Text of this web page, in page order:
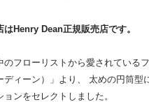
Henry Dean正規販売店です。
のフローリストから愛されている
ディーン）」より、 太めの円筒型
ョンをセレクトしました。